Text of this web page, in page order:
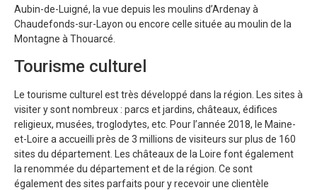
Aubin-de-Luigné, la vue depuis les moulins d’Ardenay à
Chaudefonds-sur-Layon ou encore celle située au moulin de la
Montagne à Thouarcé.
Tourisme culturel
Le tourisme culturel est très développé dans la région. Les sites à
visiter y sont nombreux : parcs et jardins, châteaux, édifices
religieux, musées, troglodytes, etc. Pour l’année 2018, le Maine-
et-Loire a accueilli près de 3 millions de visiteurs sur plus de 160
sites du département. Les châteaux de la Loire font également
la renommée du département et de la région. Ce sont
également des sites parfaits pour y recevoir une clientèle